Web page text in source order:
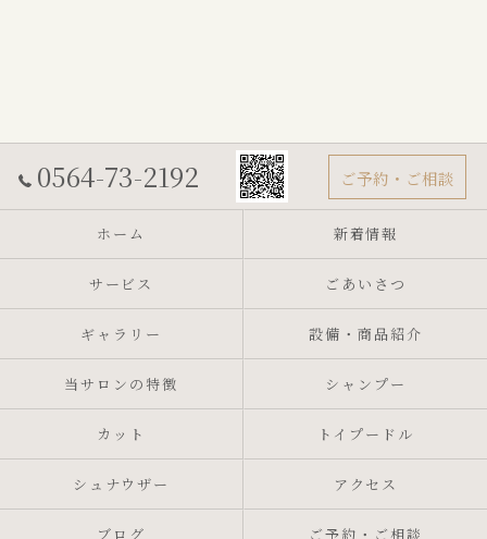
0564-73-2192 ご予約・ご相談
ホーム 新着情報
サービス ごあいさつ
ギャラリー 設備・商品紹介
当サロンの特徴 シャンプー
カット トイプードル
シュナウザー アクセス
ブログ ご予約・ご相談